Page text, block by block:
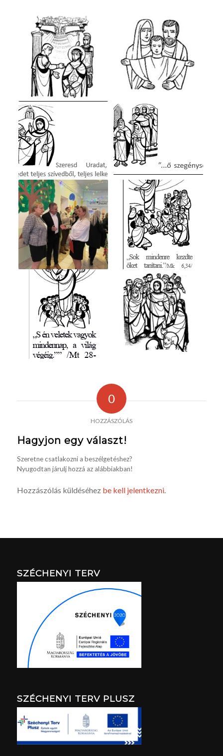
0
HOZZÁSZÓLÁS
Hagyjon egy választ!
Szeretne csatlakozni a beszélgetéshez?
Nyugodtan járulj hozzá az alábbiakban!
Hozzászólás küldéséhez be kell jelentkezni.
SZÉCHENYI TERV
SZÉCHENYI TERV PLUSZ